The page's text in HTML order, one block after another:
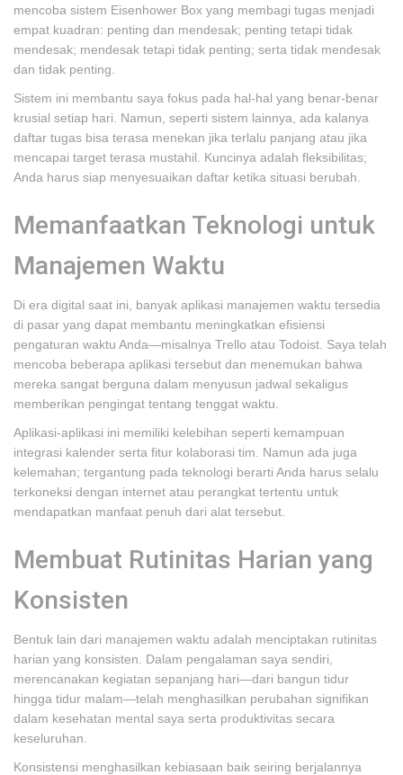
mencoba sistem Eisenhower Box yang membagi tugas menjadi
empat kuadran: penting dan mendesak; penting tetapi tidak
mendesak; mendesak tetapi tidak penting; serta tidak mendesak
dan tidak penting.
Sistem ini membantu saya fokus pada hal-hal yang benar-benar
krusial setiap hari. Namun, seperti sistem lainnya, ada kalanya
daftar tugas bisa terasa menekan jika terlalu panjang atau jika
mencapai target terasa mustahil. Kuncinya adalah fleksibilitas;
Anda harus siap menyesuaikan daftar ketika situasi berubah.
Memanfaatkan Teknologi untuk
Manajemen Waktu
Di era digital saat ini, banyak aplikasi manajemen waktu tersedia
di pasar yang dapat membantu meningkatkan efisiensi
pengaturan waktu Anda—misalnya Trello atau Todoist. Saya telah
mencoba beberapa aplikasi tersebut dan menemukan bahwa
mereka sangat berguna dalam menyusun jadwal sekaligus
memberikan pengingat tentang tenggat waktu.
Aplikasi-aplikasi ini memiliki kelebihan seperti kemampuan
integrasi kalender serta fitur kolaborasi tim. Namun ada juga
kelemahan; tergantung pada teknologi berarti Anda harus selalu
terkoneksi dengan internet atau perangkat tertentu untuk
mendapatkan manfaat penuh dari alat tersebut.
Membuat Rutinitas Harian yang
Konsisten
Bentuk lain dari manajemen waktu adalah menciptakan rutinitas
harian yang konsisten. Dalam pengalaman saya sendiri,
merencanakan kegiatan sepanjang hari—dari bangun tidur
hingga tidur malam—telah menghasilkan perubahan signifikan
dalam kesehatan mental saya serta produktivitas secara
keseluruhan.
Konsistensi menghasilkan kebiasaan baik seiring berjalannya